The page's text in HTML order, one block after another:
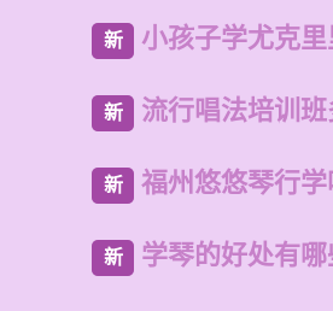
新 小孩子学尤克里
新 流行唱法培训
新 福州悠悠琴行
新 学琴的好处有